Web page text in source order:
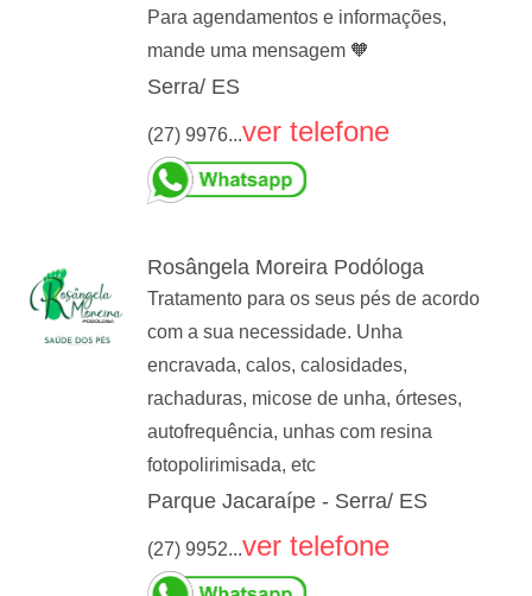
Para agendamentos e informações,
mande uma mensagem 🧡
Serra/ ES
(27) 9976...ver telefone
Rosângela Moreira Podóloga
Tratamento para os seus pés de acordo
com a sua necessidade. Unha
encravada, calos, calosidades,
rachaduras, micose de unha, órteses,
autofrequência, unhas com resina
fotopolirimisada, etc
Parque Jacaraípe - Serra/ ES
(27) 9952...ver telefone